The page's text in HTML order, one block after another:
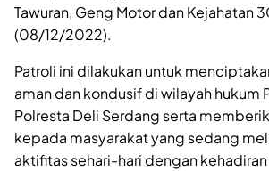
Tawuran, Geng Motor dan Kejahatan
(08/12/2022).
Patroli ini dilakukan untuk
aman dan kondusif di wilayah hukum
Polresta Deli Serdang serta
kepada masyarakat yang sedang
aktifitas sehari-hari dengan